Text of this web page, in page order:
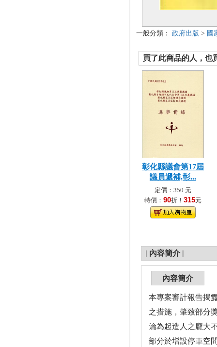
一般分類： 政府出版 > 國
買了此商品的人，也
彰化縣議會第17屆
議員遞補,彰...
定價：350 元
特價： 90折！ 315元
| 內容簡介 |
內容簡介
本專案審計報告揭
之措施，肇致部分
淪為起造人之龐大
部分於增設停車空